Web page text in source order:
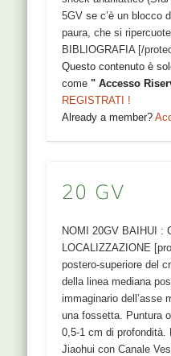
5GV se c’è un blocco
paura, che si
BIBLIOGRAFIA [/
Questo contenuto è
come" Accesso
REGISTRATI !
Already a member?
20 GV
NOMI 20GV BAIHUI :
LOCALIZZAZIONE
postero-superiore del
della linea mediana
immaginario dell’asse
una fossetta. Puntura
0,5-1 cm di profondità.
Jiaohui con Canale